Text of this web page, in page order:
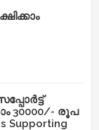
30000/- രൂപ
Supporting